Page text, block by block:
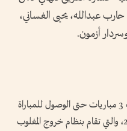
حارب عبدالله، يحيى الغساني،
أزمون.
قطع الفريقان مشواراً سريعاً تضمن اللعب 3 مباريات حتى الوصول للمباراة
النهائية للكأس الغالية لموسم 2024 ـ 2025، والتي تقام بنظام خروج المغلوب